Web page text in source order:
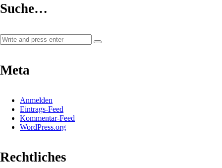
Suche…
Meta
Anmelden
Eintrags-Feed
Kommentar-Feed
WordPress.org
Rechtliches